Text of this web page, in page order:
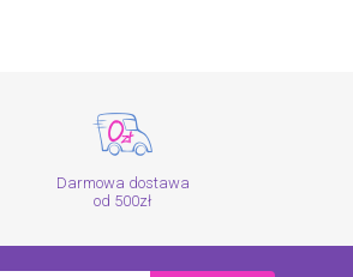
Darmowa dostawa
od 500zł